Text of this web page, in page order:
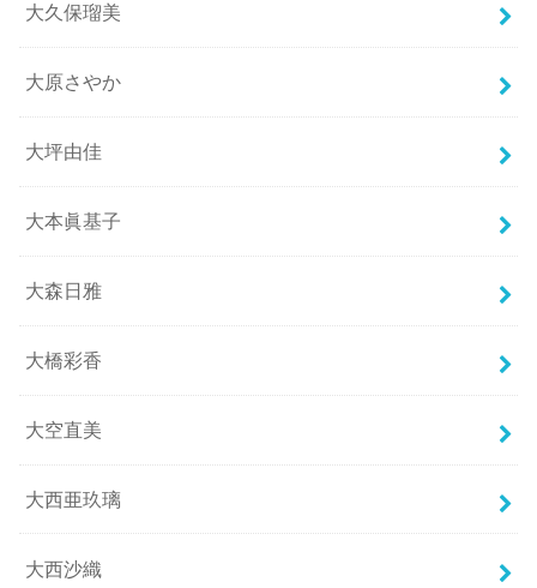
大久保瑠美
大原さやか
大坪由佳
大本眞基子
大森日雅
大橋彩香
大空直美
大西亜玖璃
大西沙織